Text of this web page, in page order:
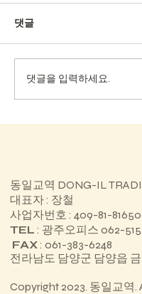
댓글
댓글을 입력하세요.
동일교역 DONG-IL
대표자 : 장철
사업자번호 : 409-81-81650
TEL : 광주오피스 062-
FAX: 061-383-6248
전라남도 담양군 담양읍
Copyright 2023. 동일교역.